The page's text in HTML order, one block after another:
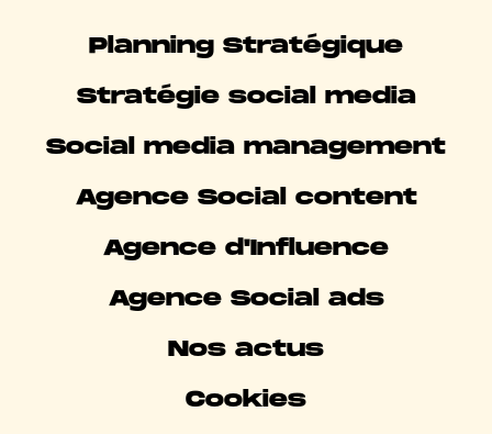
Planning Stratégique
Stratégie social media
Social media management
Agence Social content
Agence d'Influence
Agence Social ads
Nos actus
Cookies